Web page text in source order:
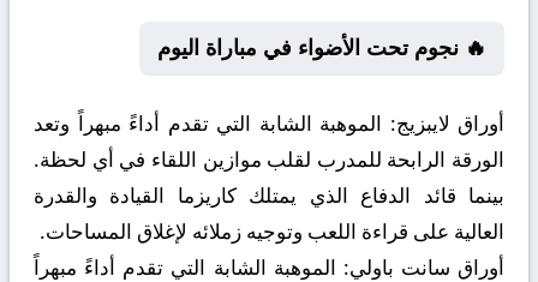
🔥 نجوم تحت الأضواء في مباراة اليوم
أوراق لايبزيج: الموهبة الشابة التي تقدم أداءً مبهراً وتعد
الورقة الرابحة للمدرب لقلب موازين اللقاء في أي لحظة.
بينما قائد الدفاع الذي يمتلك كاريزما القيادة والقدرة
العالية على قراءة اللعب وتوجيه زملائه لإغلاق المساحات.
أوراق سانت باولي: الموهبة الشابة التي تقدم أداءً مبهراً